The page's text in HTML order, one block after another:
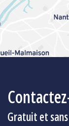
Gratuit et